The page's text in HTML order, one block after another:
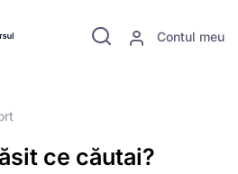
Contul meu
ce căutai?